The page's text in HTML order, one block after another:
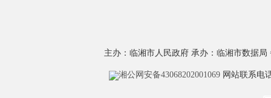
主办：临湘市人民政府 承办：临湘市数据局
湘公网安备43068202001069 网站联系电